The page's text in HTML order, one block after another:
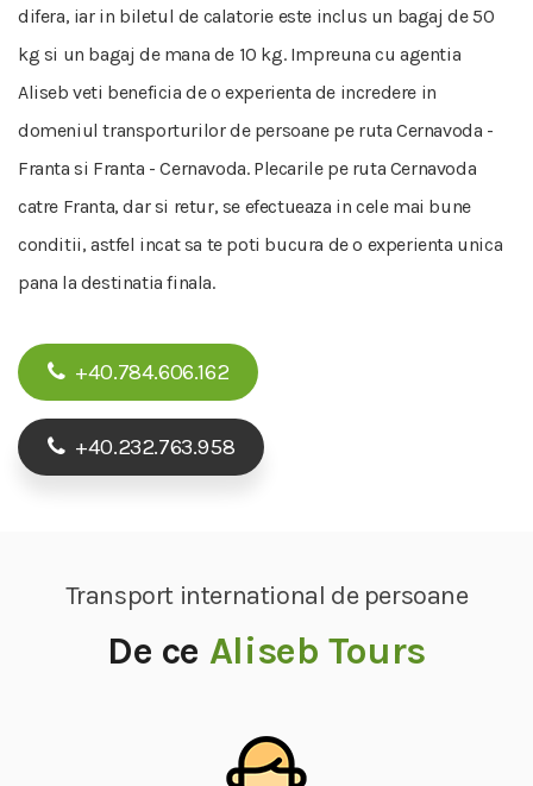
difera, iar in biletul de calatorie este inclus un bagaj de 50
kg si un bagaj de mana de 10 kg. Impreuna cu agentia
Aliseb veti beneficia de o experienta de incredere in
domeniul transporturilor de persoane pe ruta Cernavoda -
Franta si Franta - Cernavoda. Plecarile pe ruta Cernavoda
catre Franta, dar si retur, se efectueaza in cele mai bune
conditii, astfel incat sa te poti bucura de o experienta unica
pana la destinatia finala.
+40.784.606.162
+40.232.763.958
Transport international de persoane
De ce Aliseb Tours